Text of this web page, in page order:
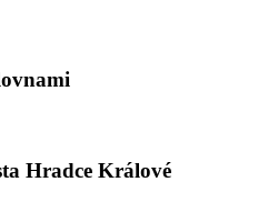
Hradce Králové